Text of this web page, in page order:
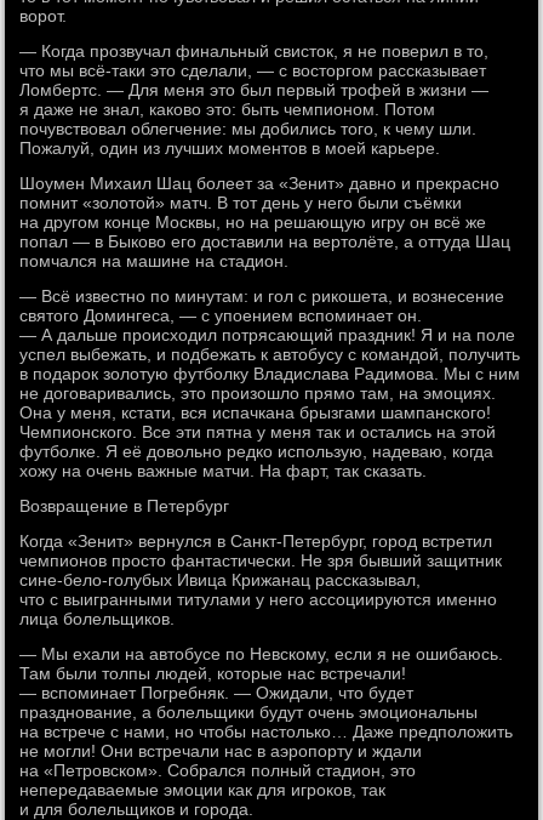
ворот.
— Когда прозвучал финальный свисток, я не поверил в то,
что мы всё-таки это сделали, — с восторгом рассказывает
Ломбертс. — Для меня это был первый трофей в жизни —
я даже не знал, каково это: быть чемпионом. Потом
почувствовал облегчение: мы добились того, к чему шли.
Пожалуй, один из лучших моментов в моей карьере.
Шоумен Михаил Шац болеет за «Зенит» давно и прекрасно
помнит «золотой» матч. В тот день у него были съёмки
на другом конце Москвы, но на решающую игру он всё же
попал — в Быково его доставили на вертолёте, а оттуда Шац
помчался на машине на стадион.
— Всё известно по минутам: и гол с рикошета, и вознесение
святого Домингеса, — с упоением вспоминает он.
— А дальше происходил потрясающий праздник! Я и на поле
успел выбежать, и подбежать к автобусу с командой, получить
в подарок золотую футболку Владислава Радимова. Мы с ним
не договаривались, это произошло прямо там, на эмоциях.
Она у меня, кстати, вся испачкана брызгами шампанского!
Чемпионского. Все эти пятна у меня так и остались на этой
футболке. Я её довольно редко использую, надеваю, когда
хожу на очень важные матчи. На фарт, так сказать.
Возвращение в Петербург
Когда «Зенит» вернулся в Санкт-Петербург, город встретил
чемпионов просто фантастически. Не зря бывший защитник
сине-бело-голубых Ивица Крижанац рассказывал,
что с выигранными титулами у него ассоциируются именно
лица болельщиков.
— Мы ехали на автобусе по Невскому, если я не ошибаюсь.
Там были толпы людей, которые нас встречали!
— вспоминает Погребняк. — Ожидали, что будет
празднование, а болельщики будут очень эмоциональны
на встрече с нами, но чтобы настолько… Даже предположить
не могли! Они встречали нас в аэропорту и ждали
на «Петровском». Собрался полный стадион, это
непередаваемые эмоции как для игроков, так
и для болельщиков и города.